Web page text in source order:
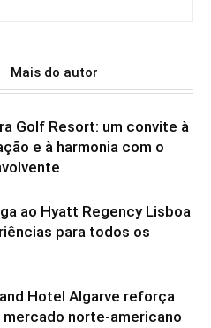
Mais do autor
Golf Resort: um convite à
e à harmonia com o
ao Hyatt Regency Lisboa
para todos os
Hotel Algarve reforça
mercado norte-americano